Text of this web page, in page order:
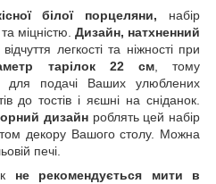
білої порцеляни, набір
міцністю. Дизайн, натхненний
легкості та ніжності при
тарілок 22 см, тому
для подачі Ваших улюблених
до тостів і яєшні на сніданок.
дизайнроблять цей набір
декору Вашого столу. Можна
печі.
не рекомендується мити в